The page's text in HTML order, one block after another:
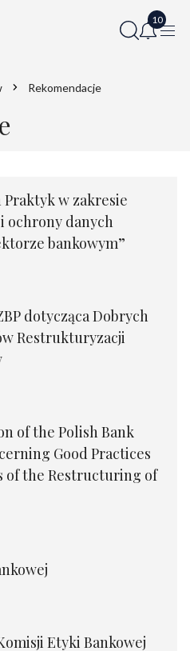
Rekomendacje
Praktyk w zakresie
ochrony danych
bankowym”
dotycząca Dobrych
Restrukturyzacji
of the Polish Bank
Good Practices
of the Restructuring of
Etyki Bankowej